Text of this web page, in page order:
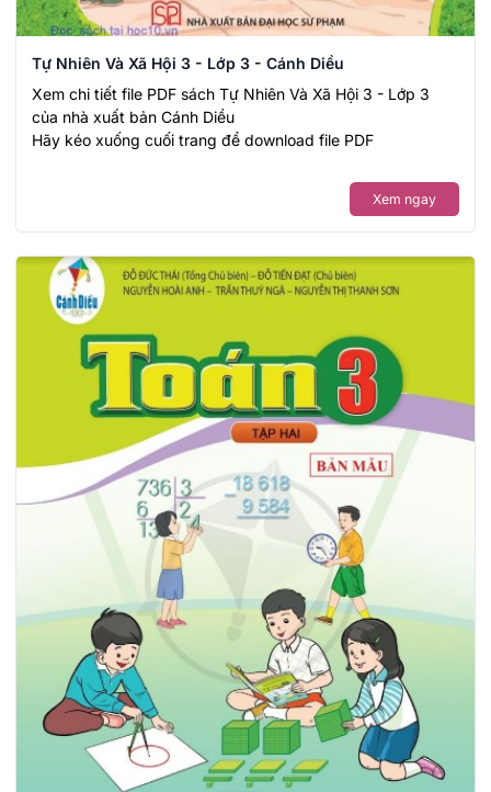
Tự Nhiên Và Xã Hội 3 - Lớp 3 - Cánh Diều
Xem chi tiết file PDF sách Tự Nhiên Và Xã Hội 3 - Lớp 3
của nhà xuất bản Cánh Diều
Hãy kéo xuống cuối trang để download file PDF
Xem ngay